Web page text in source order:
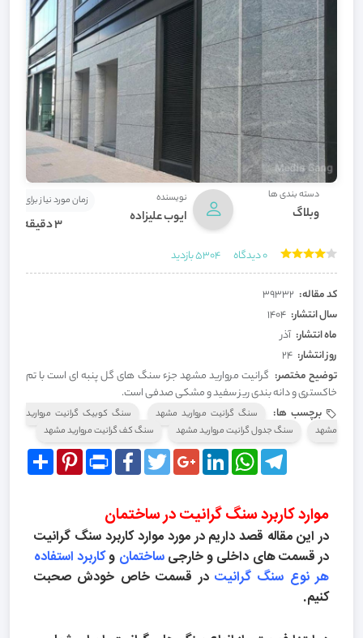
دسته بندی ها
وبلاگ
نویسنده
ایوب علیزاده
زمان مورد نیاز برای
3 دقیقه
0دیدگاه 5304بازدید
کد مقاله: 39332
سال انتشار: 1404
ماه انتشار: آذر
روز انتشار: 24
توضیح مختصر: گرانیت مروارید مشهد جزء سنگ های گل پنبه ای است با تم
خاکستری و دانه بندی ریز سفید و مشکی صدفی است.
برچسب ها:
سنگ گرانیت مروارید مشهد
سنگ کوبیک گرانیت مروارید
مشهد
سنگ جدول گرانیت مروارید مشهد سنگ کف گرانیت مروارید مشهد
Share
Pinterest Print
FacebookTwitterGoogle+LinkedIn
WhatsAppTelegram
موارد کاربرد سنگ گرانیت در ساختمان
در این مقاله قصد داریم در مورد موارد کاربرد سنگ گرانیت
در قسمت های داخلی و خارجیساختمان وکاربرد استفاده
هر نوع سنگ گرانیت در قسمت خاص خودش صحبت
کنیم.